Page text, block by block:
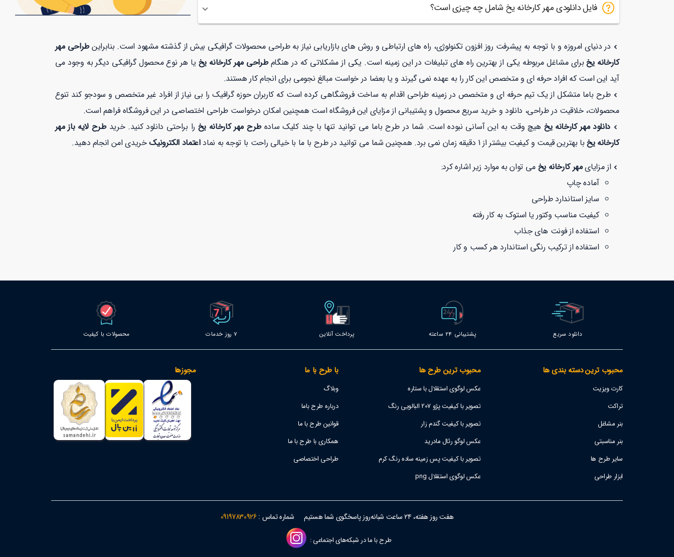
فایل دانلودی مهر کارخانه یخ شامل چه چیزی است؟
در دنیای امروزه و با توجه به پیشرفت روز افزون تکنولوژی، راه های ارتباطی و روش های بازاریابی نیاز به طراحی محصولات گرافیکی بیش از گذشته مشهود است. بنابراینطراحی مهر
کارخانه یخبرای مشاغل مربوطه یکی از بهترین راه های تبلیغات در این زمینه است. یکی از مشکلاتی که در هنگامطراحی مهر کارخانه یخ یا هر نوع محصول گرافیکی دیگر به وجود می
آید این است که افراد حرفه ای و متخصص این کار را به عهده نمی گیرند و یا بعضا در خواست مبالغ نجومی برای انجام کار هستند.
طرح باما متشکل از یک تیم حرفه ای و متخصص در زمینه طراحی اقدام به ساخت فروشگاهی کرده است که کاربران حوزه گرافیک را بی نیاز از افراد غیر متخصص و سودجو کند تنوع
محصولات، خلاقیت در طراحی، دانلود و خرید سریع محصول و پشتیبانی از مزایای این فروشگاه است همچنین امکان درخواست طراحی اختصاصی در این فروشگاه فراهم است.
دانلود مهر کارخانه یخ هیچ وقت به این آسانی نبوده است. شما در طرح باما می توانید تنها با چند کلیک سادهطرح مهر کارخانه یخ را براحتی دانلود کنید. خریدطرح لایه باز مهر
کارخانه یخ با بهترین قیمت و کیفیت بیشتر از 1 دقیقه زمان نمی برد. همچنین شما می توانید در طرح با ما با خیالی راحت با توجه به نماد اعتماد الکترونیکخریدی امن انجام دهید.
از مزایایمهر کارخانه یخ می توان به موارد زیر اشاره کرد:
آماده چاپ
سایز استاندارد طراحی
کیفیت مناسب وکتور یا استوک به کار رفته
استفاده از فونت های جذاب
استفاده از ترکیب رنگی استاندارد هر کسب و کار
دانلود سریع پشتیبانی 24 ساعته پرداخت آنلاین 7 روز خدمات محصولات با کیفیت
محبوب ترین دسته بندی ها
کارت ویزیت
تراکت
بنر مشاغل
بنر مناسبتی
سایر طرح ها
ابزار طراحی
محبوب ترین طرح ها
عکس لوگوی استقلال با ستاره
تصویر با کیفیت پژو 207 البالویی رنگ
تصویر با کیفیت گندم زار
عکس لوگو رئال مادرید
تصویر با کیفیت پس زمینه ساده رنگ کرم
عکس لوگوی استقلال png
با طرح با ما
وبلاگ
درباره طرح باما
قوانین طرح با ما
همکاری با طرح با ما
طراحی اختصاصی
مجوزها
هفت روز هفته، ۲۴ ساعت شبانه‌روز پاسخگوی شما هستیم شماره تماس :09197830926
طرح با ما در شبکه‌های اجتماعی :